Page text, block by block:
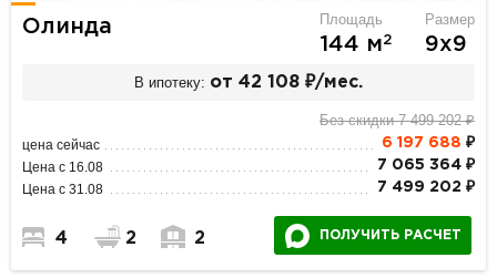
Олинда Площадь
144 м2
Размер
9х9
В ипотеку: от 42 108 ₽/мес.
Без скидки 7 499 202 ₽
цена сейчас 6 197 688 ₽
Цена с 16.08 7 065 364 ₽
Цена с 31.08 7 499 202 ₽
4 2 2 ПОЛУЧИТЬ РАСЧЕТ